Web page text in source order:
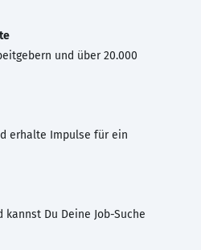
und über 20.000
erhalte Impulse für ein
Du Deine Job-Suche